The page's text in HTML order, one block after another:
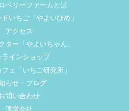
ベリーファームとは
いちご「やよいひめ」
アクセス
ター「やよいちゃん」
ラインショップ
ェ「いちご研究所」
らせ・ブログ
問い合わせ
運営会社